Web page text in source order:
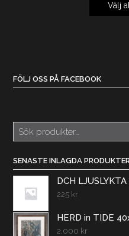
Välj
FÖLJ OSS PÅ FACEBOOK
Sök
efter:
SENASTE INLAGDA
DCH
225 kr
HERD in TIDE
2.000 kr